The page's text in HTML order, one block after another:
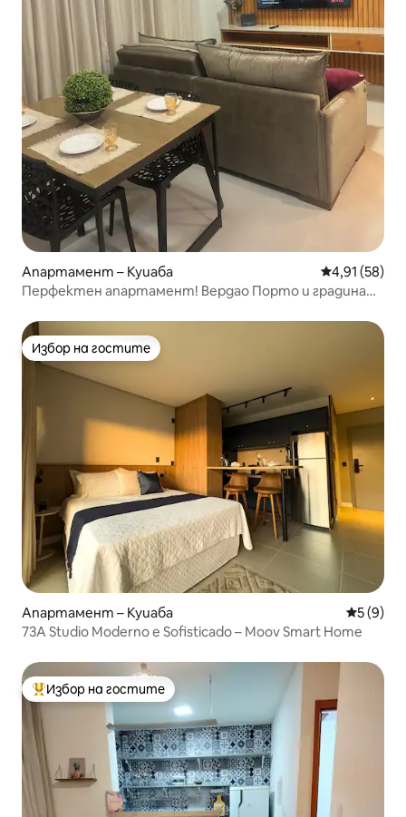
Апартамент – Куиаба Средна
4,91 (58)
Перфектен апартамент! Вердао Порто и градина
Избор на гостите
Избор на гостите
Апартамент – Куиаба Средна
5 (9)
73A Studio Moderno e Sofisticado – Moov Smart Home
Най-популярен избор на гостите
Избор на гостите